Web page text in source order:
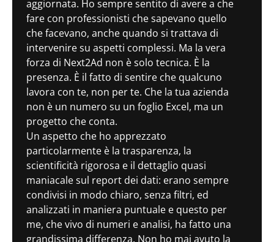
aggiornata. Ho sempre sentito di avere a che
fare con professionisti che sapevano quello
che facevano, anche quando si trattava di
intervenire su aspetti complessi. Ma la vera
forza di Next2Ad non è solo tecnica. È la
presenza. È il fatto di sentire che qualcuno
lavora con te, non per te. Che la tua azienda
non è un numero su un foglio Excel, ma un
progetto che conta.
Un aspetto che ho apprezzato
particolarmente è la trasparenza, la
scientificità rigorosa e il dettaglio quasi
maniacale sul report dei dati: erano sempre
condivisi in modo chiaro, senza filtri, ed
analizzati in maniera puntuale e questo per
me, che vivo di numeri e analisi, ha fatto una
grandissima differenza. Non ho mai avuto la